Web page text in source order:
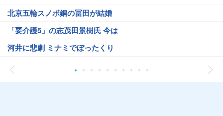
北京五輪スノボ銅の冨田が結婚
「要介護5」の志茂田景樹氏 今は
河井に悲劇 ミナミでぼったくり